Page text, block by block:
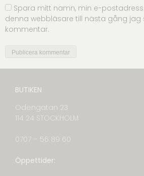
Spara mitt namn, min e-
denna webbläsare till nästa gång jag
kommentar.
BUTIKEN
Odengatan 23
114 24 STOCKHOLM
0707 – 56 89 60
Öppettider: